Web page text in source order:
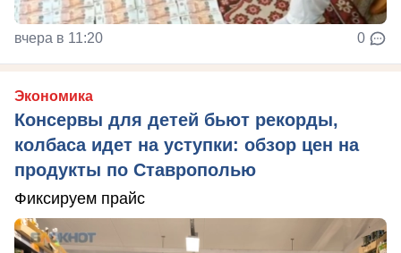
вчера в 11:20 0
Экономика
Консервы для детей бьют рекорды,
колбаса идет на уступки: обзор цен на
продукты по Ставрополью
Фиксируем прайс